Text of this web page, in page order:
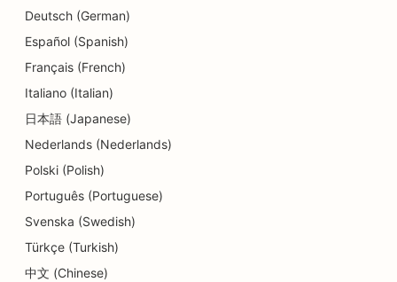
Deutsch (German)
Español (Spanish)
Français (French)
Italiano (Italian)
日本語 (Japanese)
Nederlands (Nederlands)
Polski (Polish)
Português (Portuguese)
Svenska (Swedish)
Türkçe (Turkish)
中文 (Chinese)